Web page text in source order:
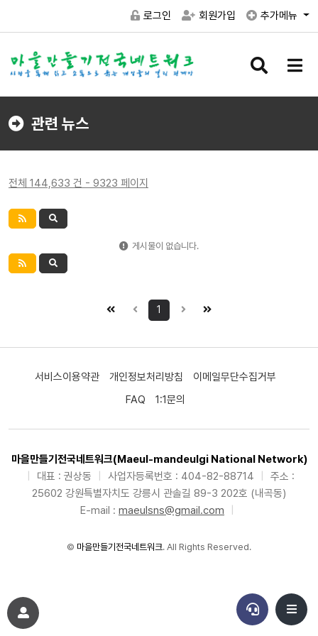
로그인 회원가입 추가메뉴
검
버
메
버
관련 뉴스
전체 144,633 건 - 9323 페이지
게시물이 없습니다.
1
서비스이용약관 개인정보처리방침
이메일무단수집거부
FAQ
1:1문의
마을만들기전국네트워크(Maeul-mandeulgi National Network)
대표 : 권상동 사업자등록번호 : 404-82-88714
주소 :
25602 강원특별자치도 강릉시 관솔길 89-3 202호 (내곡동)
E-mail : maeulsns@gmail.com
© 마을만들기전국네트워크. All Rights Reserved.